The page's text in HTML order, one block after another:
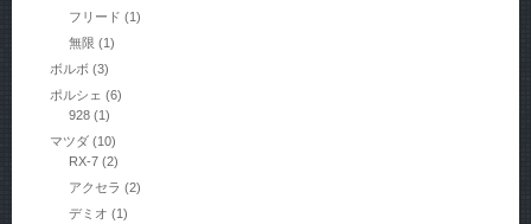
フリード (1)
無限 (1)
ボルボ (3)
ポルシェ (6)
928 (1)
マツダ(10)
RX-7 (2)
アクセラ (2)
デミオ (1)